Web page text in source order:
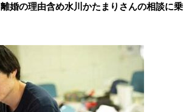
離婚の理由含め水川かたまりさんの相談に乗